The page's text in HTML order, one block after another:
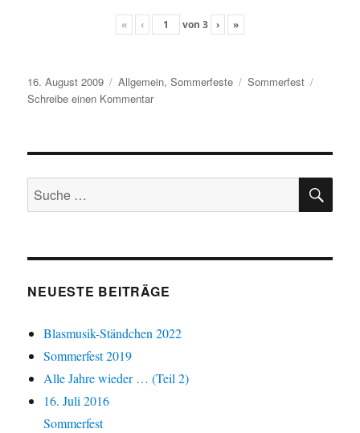
« ‹ von 3 › »
Veröffentlicht
am
16. August 2009 Kategorien
Allgemein,Sommerfeste Schlagwörter
Sommerfest
Schreibe einen Kommentarzu
Suche
nach:
NEUESTE BEITRÄGE
Blasmusik-Ständchen 2022
Sommerfest 2019
Alle Jahre wieder … (Teil 2)
16. Juli 2016
Sommerfest